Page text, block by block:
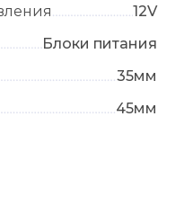
12V
Блоки питания
35мм
45мм